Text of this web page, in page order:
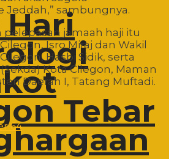
Hari
Tebar
Jeddah,” sambungnya.
jamaah haji itu
Isro Miraj dan Wakil
Hasbi Sidik, serta
Kota Cilegon, Maman
Daerah I, Tatang Muftadi.
64